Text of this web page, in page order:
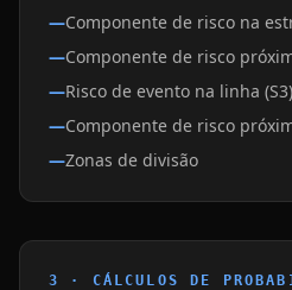
Componente de risco na
Componente de risco
Risco de evento na linha (S3)
Componente de risco
Zonas de divisão
3 · CÁLCULOS DE